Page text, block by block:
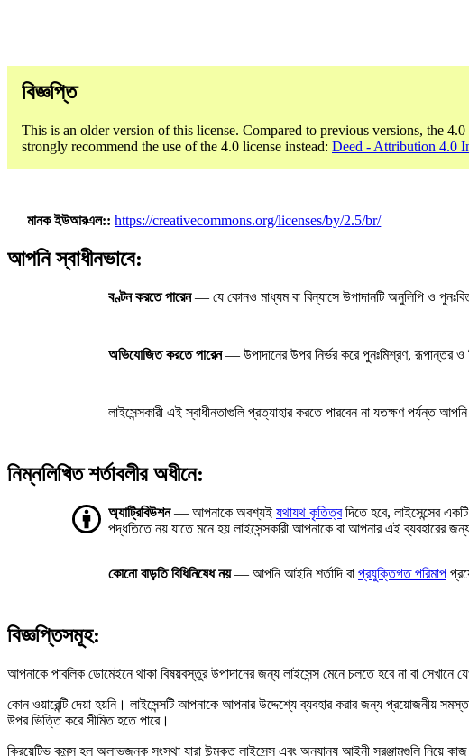
বিজ্ঞপ্তি
This is an older version of this license. Compared to previous versions, the
strongly recommend the use of the 4.0 license instead: Deed - Attribution 4.0
মানক ইউআরএল: https://creativecommons.org/licenses/by/2.5/br/
আপনি স্বাধীনভাবে:
বণ্টন করতে পারেন— যে কোনও মাধ্যম বা বিন্যাসে উপাদানটি অনুলিপি ও
অভিযোজিত করতে পারেন— উপাদানের উপর নির্ভর করে পুনঃমিশ্রণ, রূপান্তর ও
লাইসেন্সকারী এই স্বাধীনতাগুলি প্রত্যাহার করতে পারবেন না যতক্ষণ পর্যন্ত
নিম্নলিখিত শর্তাবলীর অধীনে:
অ্যাট্রিবিউশন— আপনাকে অবশ্যই যথাযথ কৃতিত্বদিতে হবে, লাইসেন্সের
পদ্ধতিতে নয় যাতে মনে হয় লাইসেন্সকারী আপনাকে বা আপনার এই ব্যবহারের
কোনো বাড়তি বিধিনিষেধ নয়— আপনি আইনি শর্তাদি বা প্রযুক্তিগত পরিমাপ
বিজ্ঞপ্তিসমূহ:
আপনাকে পাবলিক ডোমেইনে থাকা বিষয়বস্তুর উপাদানের জন্য লাইসেন্স মেনে চলতে হবে না বা সেখানে
কোন ওয়ারেন্টি দেয়া হয়নি। লাইসেন্সটি আপনাকে আপনার উদ্দেশ্যে ব্যবহার করার জন্য প্রয়োজনীয়
উপর ভিত্তি করে সীমিত হতে পারে।
ক্রিয়েটিভ কমন্স হল অলাভজনক সংস্থা যারা উন্মুক্ত লাইসেন্স এবং অন্যান্য আইনী সরঞ্জামগুলি নিয়ে কাজ